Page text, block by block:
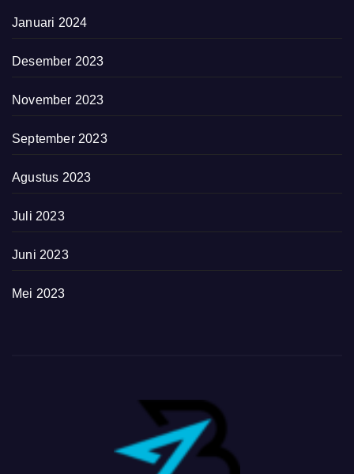
Januari 2024
Desember 2023
November 2023
September 2023
Agustus 2023
Juli 2023
Juni 2023
Mei 2023